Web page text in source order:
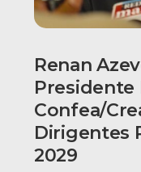
Renan
Presidente
Confea/
Dirigentes
2029